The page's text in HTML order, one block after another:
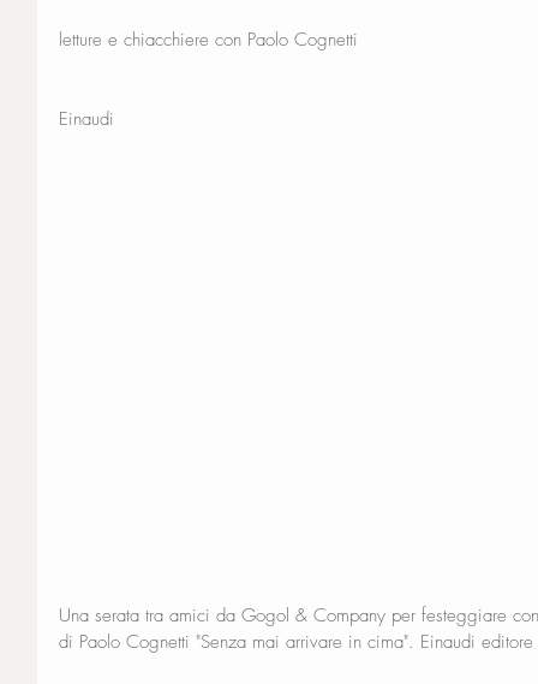
letture e chiacchiere con Paolo Cognetti
Einaudi
Una serata tra amici da Gogol & Company per festeggiare
di Paolo Cognetti "Senza mai arrivare in cima". Einaudi editore